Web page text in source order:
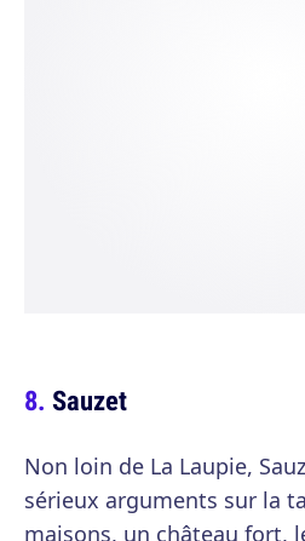
Sauzet
Non loin de La Laupie,
sérieux arguments sur la
maisons, un château fort,